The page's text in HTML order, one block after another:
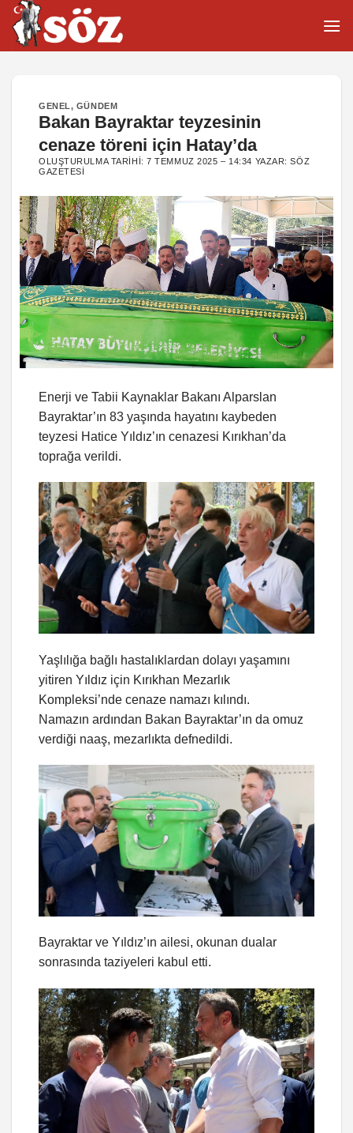
İçeriğe
atla
GENEL, GÜNDEM
Bakan Bayraktar teyzesinin
cenaze töreni için Hatay’da
OLUŞTURULMA TARIHI:7 TEMMUZ 2025 – 14:34 YAZAR:SÖZ
GAZETESI
Enerji ve Tabii Kaynaklar Bakanı Alparslan
Bayraktar’ın 83 yaşında hayatını kaybeden
teyzesi Hatice Yıldız’ın cenazesi Kırıkhan’da
toprağa verildi.
Yaşlılığa bağlı hastalıklardan dolayı yaşamını
yitiren Yıldız için Kırıkhan Mezarlık
Kompleksi’nde cenaze namazı kılındı.
Namazın ardından Bakan Bayraktar’ın da omuz
verdiği naaş, mezarlıkta defnedildi.
Bayraktar ve Yıldız’ın ailesi, okunan dualar
sonrasında taziyeleri kabul etti.